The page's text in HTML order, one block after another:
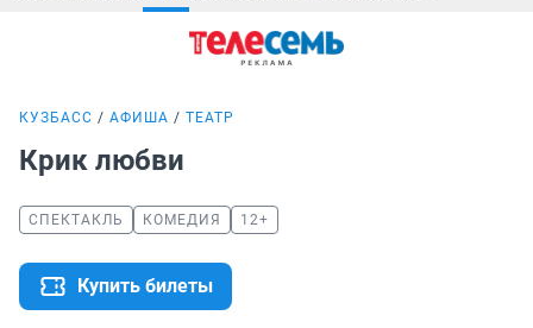
КУЗБАСС АФИША ТЕАТР
Крик любви
СПЕКТАКЛЬ КОМЕДИЯ 12+
Купить билеты